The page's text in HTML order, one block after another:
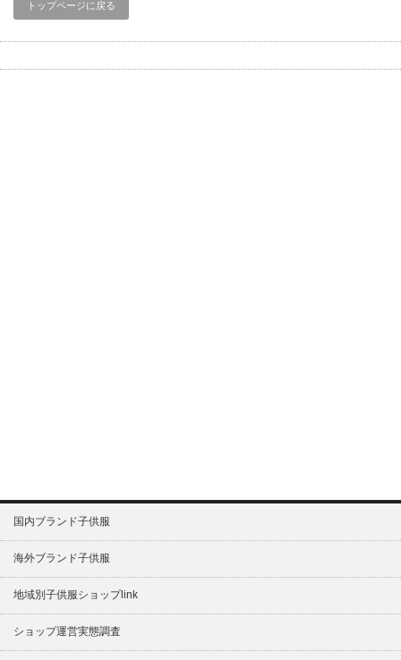
トップページに戻る
国内ブランド子供服
海外ブランド子供服
地域別子供服ショップlink
ショップ運営実態調査